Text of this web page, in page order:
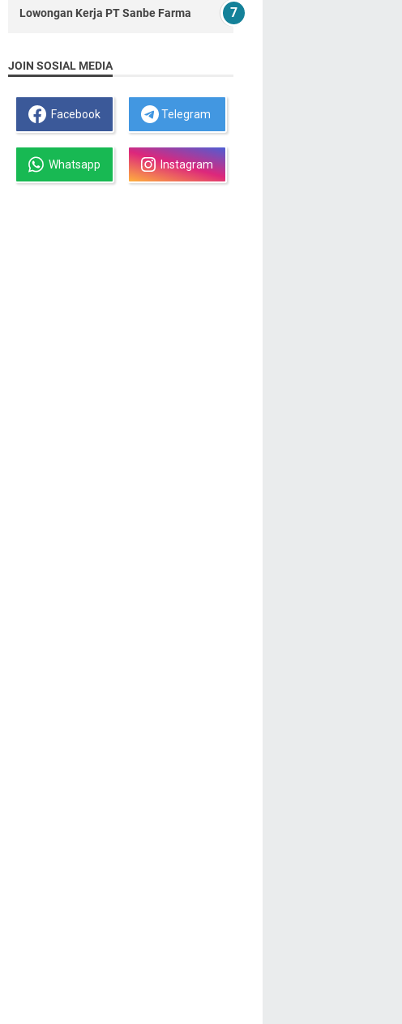
Lowongan Kerja PT Sanbe Farma
JOIN SOSIAL MEDIA
Facebook Telegram
Whatsapp Instagram